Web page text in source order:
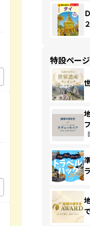
特設ページ